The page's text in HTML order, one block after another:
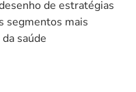
de estratégias
segmentos mais
saúde